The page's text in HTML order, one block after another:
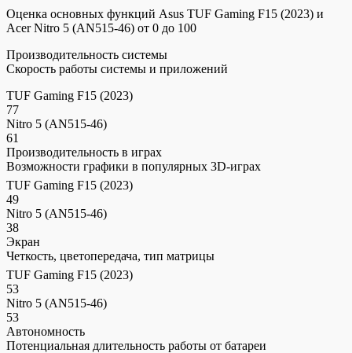
Оценка основных функций Asus TUF Gaming F15 (2023) и
Acer Nitro 5 (AN515-46) от 0 до 100
Производительность системы
Скорость работы системы и приложений
TUF Gaming F15 (2023)
77
Nitro 5 (AN515-46)
61
Производительность в играх
Возможности графики в популярных 3D-играх
TUF Gaming F15 (2023)
49
Nitro 5 (AN515-46)
38
Экран
Четкость, цветопередача, тип матрицы
TUF Gaming F15 (2023)
53
Nitro 5 (AN515-46)
53
Автономность
Потенциальная длительность работы от батареи